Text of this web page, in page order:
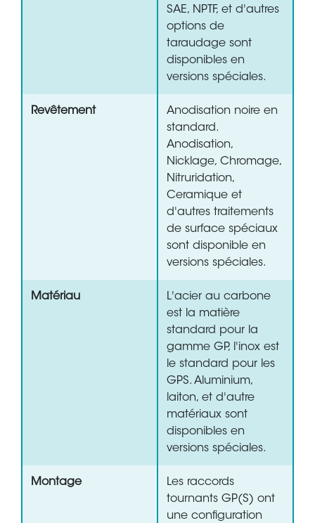
SAE, NPTF, et d'autres
options de
taraudage sont
disponibles en
versions spéciales.
Revêtement
Anodisation noire en
standard.
Anodisation,
Nicklage, Chromage,
Nitruridation,
Ceramique et
d'autres traitements
de surface spéciaux
sont disponible en
versions spéciales.
Matériau
L'acier au carbone
est la matière
standard pour la
gamme GP, l'inox est
le standard pour les
GPS. Aluminium,
laiton, et d'autre
matériaux sont
disponibles en
versions spéciales.
Montage
Les raccords
tournants GP(S) ont
une configuration